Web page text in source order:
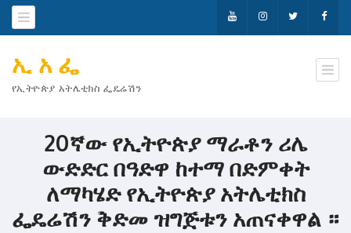
ኢ አ ፌ
የኢትዮጵያ አትሌቲክስ ፌዴሬሽን
20ኛው የኢትዮጵያ ማራቶን ሪሌ
ውድድር በዓድዋ ከተማ በድምቀት
ለማካሄድ የኢትዮጵያ አትሌቲክስ
ፌዴሬሽን ቅድመ ዝግጅቱን አጠናቀዋል ።